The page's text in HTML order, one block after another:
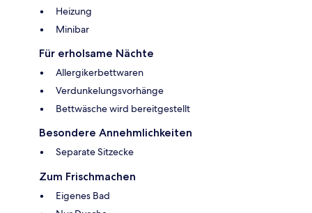
Heizung
Minibar
Für erholsame Nächte
Allergikerbettwaren
Verdunkelungsvorhänge
Bettwäsche wird bereitgestellt
Besondere Annehmlichkeiten
Separate Sitzecke
Zum Frischmachen
Eigenes Bad